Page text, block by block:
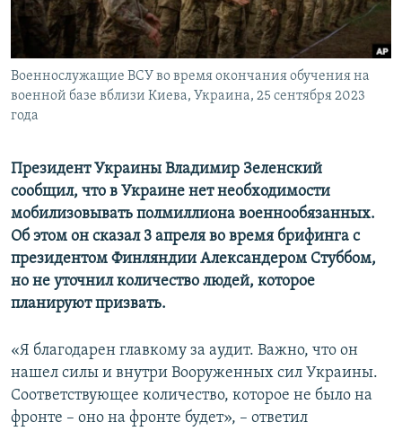
ПОБЕДИТЕЛЕЙ НЕ СУДЯТ?
КРЫМ.НЕПОКОРЕННЫЙ
ELIFBE
УКРАИНСКАЯ ПРОБЛЕМА КРЫМА
ПРИСОЕДИНЯЙТЕСЬ!
Военнослужащие ВСУ во время окончания обучения на
военной базе вблизи Киева, Украина, 25 сентября 2023
года
Президент Украины Владимир Зеленский
сообщил, что в Украине нет необходимости
мобилизовывать полмиллиона военнообязанных.
Об этом он сказал 3 апреля во время брифинга с
президентом Финляндии Александером Стуббом,
но не уточнил количество людей, которое
планируют призвать.
«Я благодарен главкому за аудит. Важно, что он
нашел силы и внутри Вооруженных сил Украины.
Соответствующее количество, которое не было на
фронте – оно на фронте будет», – ответил